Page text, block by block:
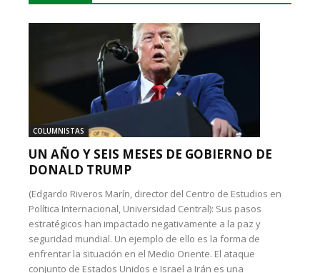
COLUMNISTAS
UN AÑO Y SEIS MESES DE GOBIERNO DE
DONALD TRUMP
(Edgardo Riveros Marín, director del Centro de Estudios en
Política Internacional, Universidad Central): Sus pasos
estratégicos han impactado negativamente a la paz y
seguridad mundial. Un ejemplo de ello es la forma de
enfrentar la situación en el Medio Oriente. El ataque
conjunto de Estados Unidos e Israel a Irán es una